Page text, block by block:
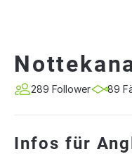
289 Follower 89
Infos für